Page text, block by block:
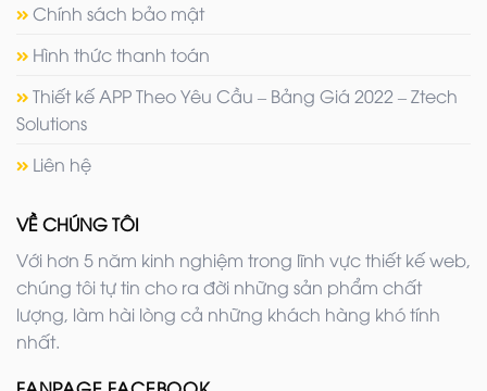
Chính sách bảo mật
Hình thức thanh toán
Thiết kế APP Theo Yêu Cầu – Bảng Giá 2022 – Ztech
Solutions
Liên hệ
VỀ CHÚNG TÔI
Với hơn 5 năm kinh nghiệm trong lĩnh vực thiết kế web,
chúng tôi tự tin cho ra đời những sản phẩm chất
lượng, làm hài lòng cả những khách hàng khó tính
nhất.